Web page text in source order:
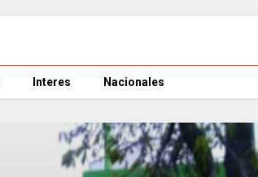
Interes Nacionales